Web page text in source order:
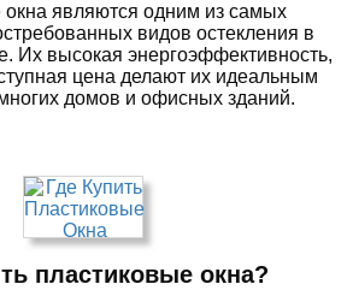
окна являются одним из самых
видов остекления в
Их высокая энергоэффективность,
цена делают их идеальным
домов и офисных зданий.
пластиковые окна?